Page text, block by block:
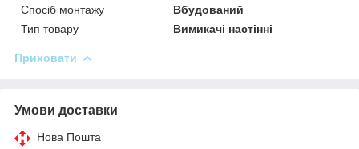
Спосіб монтажу
Вбудований
Тип товару
Вимикачі настінні
Приховати
Умови доставки
Нова Пошта